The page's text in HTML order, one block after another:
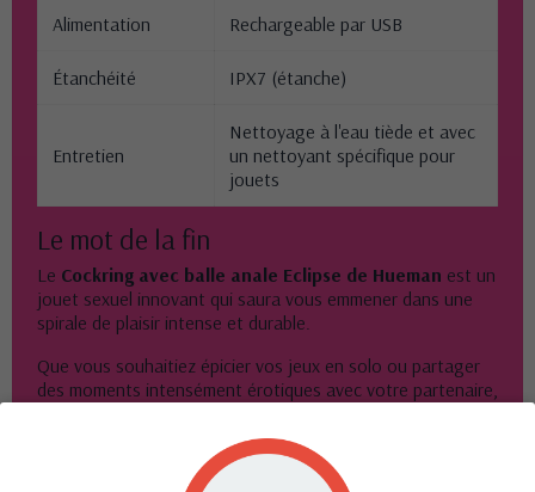
Alimentation Rechargeable par USB
Étanchéité IPX7 (étanche)
Entretien
Nettoyage à l'eau tiède et avec
un nettoyant spécifique pour
jouets
Le mot de la fin
Le Cockring avec balle anale Eclipse de Hueman est un
jouet sexuel innovant qui saura vous emmener dans une
spirale de plaisir intense et durable.
Que vous souhaitiez épicier vos jeux en solo ou partager
des moments intensément érotiques avec votre partenaire,
Il combine à merveille contrôle de l'érection et stimulation
anale pour vous offrir une expérience sexuelle